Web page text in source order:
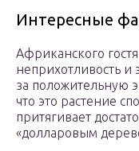
Интересные
Африканского
неприхотливость
за положительную
что это растение
притягивает
«долларовым